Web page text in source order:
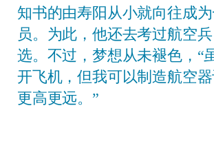
知书的由寿阳从小就向往成
员。为此，他还去考过航空
选。不过，梦想从未褪色，“
开飞机，但我可以制造航空
更高更远。”